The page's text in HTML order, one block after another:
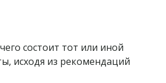
состоит тот или иной
исходя из рекомендаций